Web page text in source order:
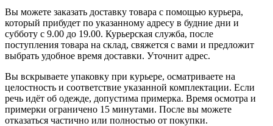
Вы можете заказать доставку товара с помощью курьера,
который прибудет по указанному адресу в будние дни и
субботу с 9.00 до 19.00. Курьерская служба, после
поступления товара на склад, свяжется с вами и предложит
выбрать удобное время доставки. Уточнит адрес.
Вы вскрываете упаковку при курьере, осматриваете на
целостность и соответствие указанной комплектации. Если
речь идёт об одежде, допустима примерка. Время осмотра и
примерки ограничено 15 минутами. После вы можете
отказаться частично или полностью от покупки.